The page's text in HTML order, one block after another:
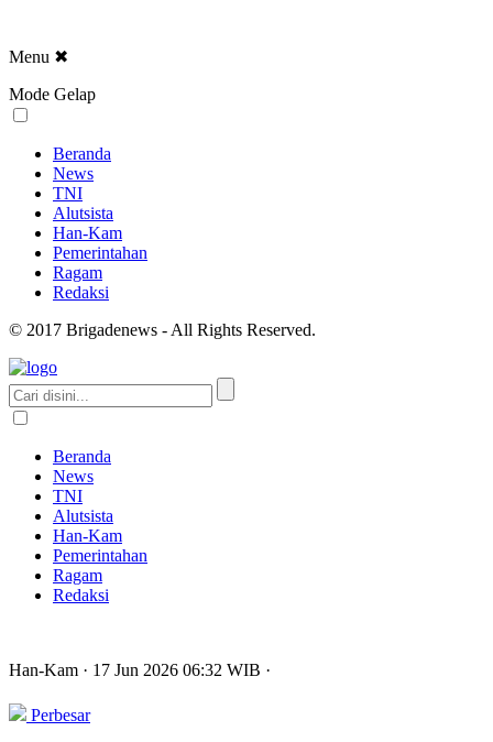
Menu ✖
Mode Gelap
Beranda
News
TNI
Alutsista
Han-Kam
Pemerintahan
Ragam
Redaksi
© 2017 Brigadenews - All Rights Reserved.
Beranda
News
TNI
Alutsista
Han-Kam
Pemerintahan
Ragam
Redaksi
Han-Kam · 17 Jun 2026 06:32 WIB ·
Perbesar